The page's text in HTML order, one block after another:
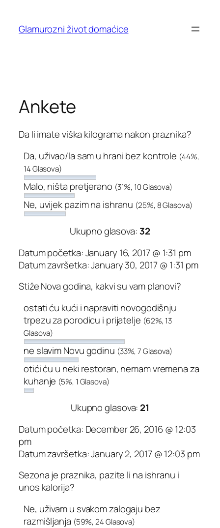
content
Glamurozni život domaćice
Ankete
Da li imate viška kilograma nakon praznika?
Da, uživao/la sam u hrani bez kontrole (44%,
14 Glasova)
Malo, ništa pretjerano (31%, 10 Glasova)
Ne, uvijek pazim na ishranu (25%, 8 Glasova)
Ukupno glasova: 32
Datum početka: January 16, 2017 @ 1:31 pm
Datum završetka: January 30, 2017 @ 1:31 pm
Stiže Nova godina, kakvi su vam planovi?
ostati ću kući i napraviti novogodišnju
trpezu za porodicu i prijatelje (62%, 13
Glasova)
ne slavim Novu godinu (33%, 7 Glasova)
otići ću u neki restoran, nemam vremena za
kuhanje (5%, 1 Glasova)
Ukupno glasova: 21
Datum početka: December 26, 2016 @ 12:03
pm
Datum završetka: January 2, 2017 @ 12:03 pm
Sezona je praznika, pazite li na ishranu i
unos kalorija?
Ne, uživam u svakom zalogaju bez
razmišljanja (59%, 24 Glasova)